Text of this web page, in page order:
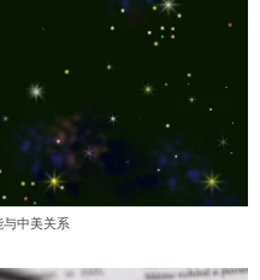
中美关系